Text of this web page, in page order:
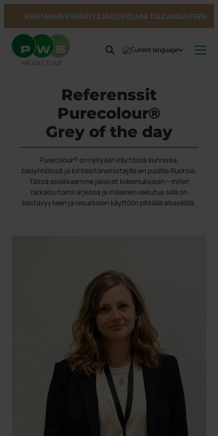
KEHITÄMME KIERRÄTYSJÄRJESTELMIÄ TULEVAISUUTEEN
Tuoteluokat
Katso kaikki tuotteet →
Sisätiloissa
Jäteastiat
Pohjasta tyhjennettävät säiliöt
Astiatalli astiat ulkotiloihin
Roskakorit
Vaarallinen jäte
Tarrat
Inspiraatio & Referenssit
Bio Select
Duo Select
Quattro Select
Pohjasta tyhjennettävät säiliöt
UWS
Astiatalli astiat ulkotiloihin
Julkiset tilat
Viitteet ja inspiraatio
Tietoa PWS:stä
Tietoa PWS:stä
PWS tukee Rynkebytä
Kehitetty Pohjoismaissa
Sertifioinnit, laatu ja ergonomia
Astioiden käsittely
Ympäristötalouden strategia
Huolto ja korjaukset
Kestävä kehitys
Kiertotalous PWS:llä
Jätteestä Resurssiksi
Astioiden kierrätys
PWS kantaa vastuuta ympäristöstä
Kestävyysraportti
Yhteystiedot
Min Profiili
Referenssit
Purecolour®
Grey of the day
Purecolour® on nykyään käytössä kunnissa,
taloyhtiöissä ja kiinteistönomistajilla eri puolilla Ruotsia.
Tässä asiakkaamme jakavat kokemuksiaan – miten
ratkaisu toimii arjessa ja millainen vaikutus sillä on
kestävyyteen ja resurssien käyttöön pitkällä aikavälillä.